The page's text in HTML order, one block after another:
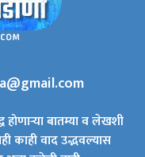
बातम्या व लेखशी
वाद उद्भवल्यास